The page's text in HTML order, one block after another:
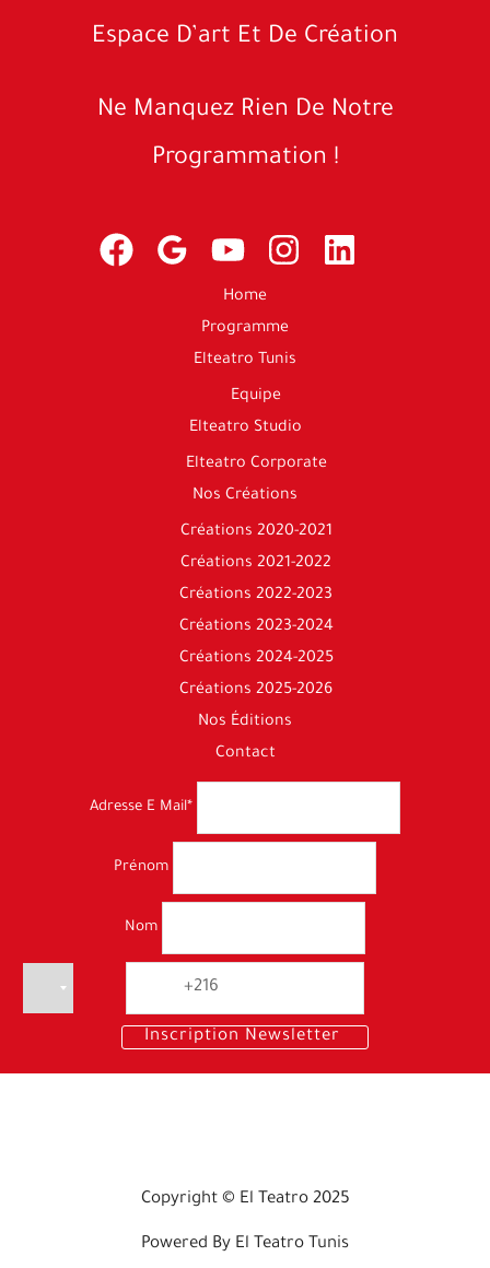
Espace D’art Et De Création
Ne Manquez Rien De Notre
Programmation !
Home
Programme
Elteatro Tunis
Equipe
Elteatro Studio
Elteatro Corporate
Nos Créations
Créations 2020-2021​
Créations 2021-2022
Créations 2022-2023
Créations 2023-2024
Créations 2024-2025
Créations 2025-2026
Nos Éditions
Contact
Adresse E Mail*
Prénom
Nom
Copyright © El Teatro 2025
Powered By El Teatro Tunis